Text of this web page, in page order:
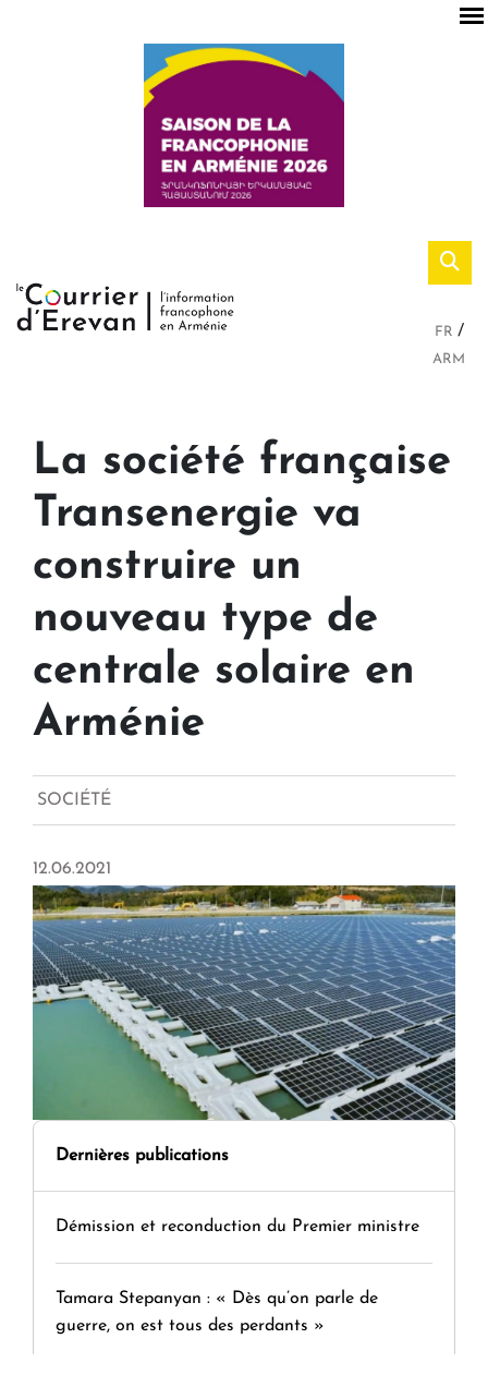
FR
ARM
La société française
Transenergie va
construire un
nouveau type de
centrale solaire en
Arménie
SOCIÉTÉ
12.06.2021
Dernières publications
Démission et reconduction du Premier ministre
Tamara Stepanyan : « Dès qu’on parle de
guerre, on est tous des perdants »